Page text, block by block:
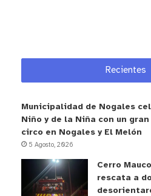
Recientes
Municipalidad de Nogales
Niño y de la Niña con un
circo en Nogales y El Melón
5 Agosto, 2026
Cerro
rescata a